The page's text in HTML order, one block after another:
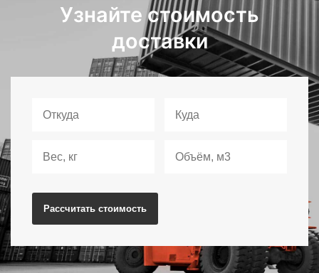
Узнайте стоимость
доставки
Рассчитать стоимость